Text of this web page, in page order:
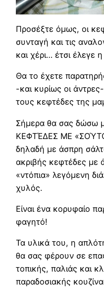
Προσέξτε όμως, οι
συνταγή και τις
και χέρι… έτσι έλεγε
Θα το έχετε
-και κυρίως οι
τους κεφτέδες της
Σήμερα θα σας δώσω
ΚΕΦΤΈΔΕΣ ΜΕ
δηλαδή με άσπρη
ακριβής κεφτέδες με
«ντόπια» λεγόμενη
χυλός.
Είναι ένα κορυφαίο
φαγητό!
Τα υλικά του, η
θα σας φέρουν σε
τοπικής, παλιάς και
παραδοσιακής